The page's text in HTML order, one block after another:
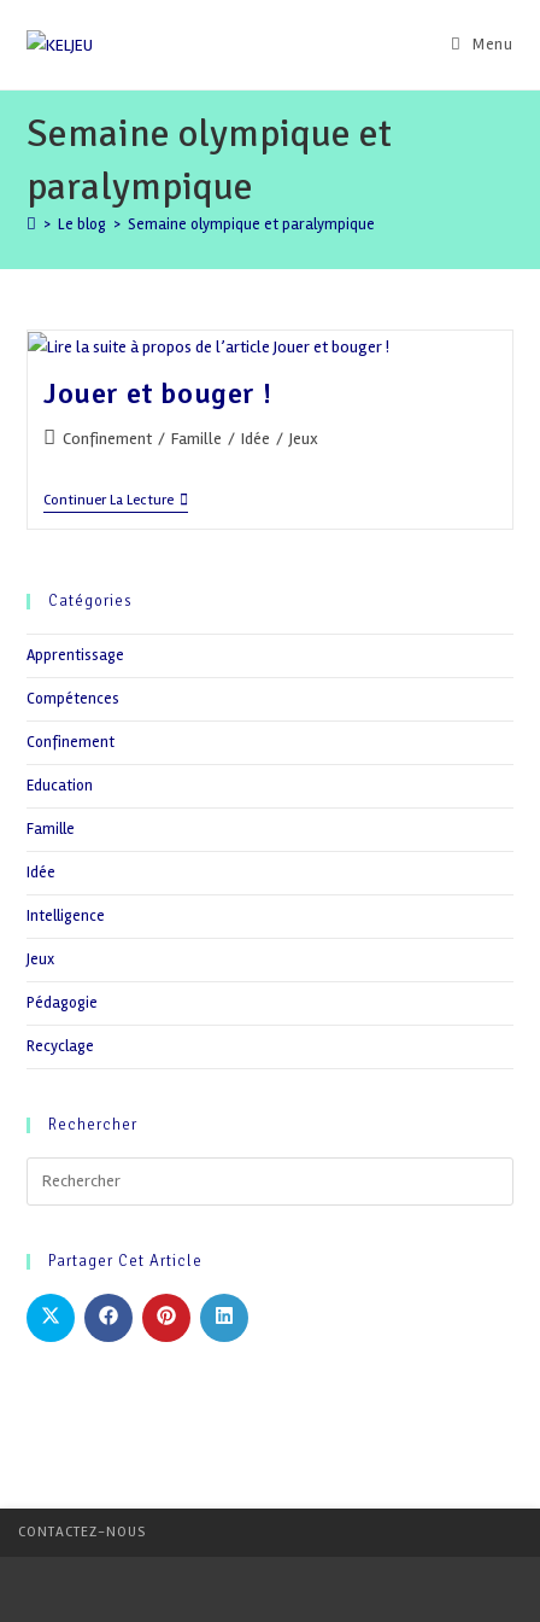
Menu
Semaine olympique et
paralympique
> Le blog > Semaine olympique et paralympique
Jouer et bouger !
PostConfinement / Famille / Idée / Jeux
Continuer La LectureJouer
Et
Catégories
Apprentissage
Compétences
Confinement
Education
Famille
Idée
Intelligence
Jeux
Pédagogie
Recyclage
Rechercher
Partager Cet Article
CONTACTEZ-NOUS